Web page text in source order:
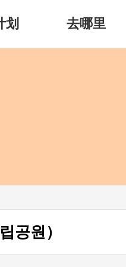
划 去哪里
공원）